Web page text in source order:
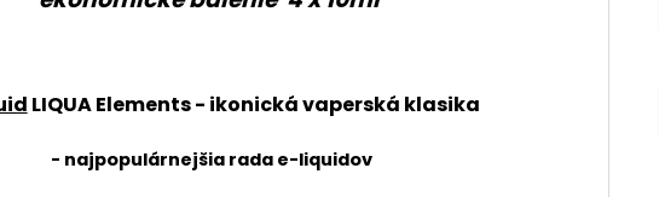
LIQUA Elements- ikonická vaperská klasika
- najpopulárnejšia rada e-liquidov